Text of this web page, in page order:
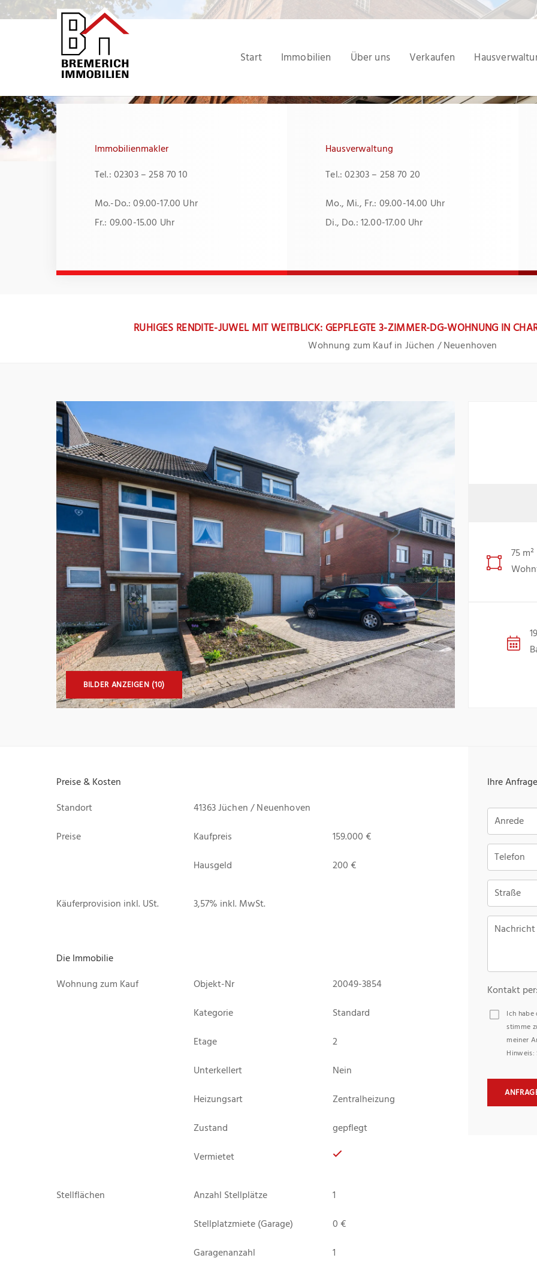
Zum
Start Immobilien Über uns Verkaufen
Immobilienmakler
Tel.: 02303 – 258 70 10
Mo.-Do.: 09.00-17.00 Uhr
Fr.: 09.00-15.00 Uhr
Hausverwaltung
Tel.: 02303 – 258 70 20
Mo., Mi., Fr.: 09.00-14.00 Uhr
Di., Do.: 12.00-17.00 Uhr
RUHIGES RENDITE-JUWEL MIT WEITBLICK: GEPFLEGTE 3-ZIMMER-DG-WOHNUNG IN
Wohnung zum Kauf in Jüchen / Neuenhoven
BILDER ANZEIGEN (10)
75 m²
Preise & Kosten
Standort
41363 Jüchen / Neuenhoven
Preise
Kaufpreis
159.000 €
Hausgeld
200 €
Käuferprovision inkl. USt. 3,57% inkl. MwSt.
Die Immobilie
Wohnung zum Kauf
Objekt-Nr
20049-3854
Kategorie
Standard
Etage
2
Unterkellert
Nein
Heizungsart
Zentralheizung
Zustand
gepflegt
Vermietet
Stellflächen Anzahl Stellplätze
1
Stellplatzmiete (Garage)
0 €
Garagenanzahl
1
Ihre Anfrage
Anrede
Telefon
Straße
Nachricht
Kontakt per:
Ich habe
stimme
meiner